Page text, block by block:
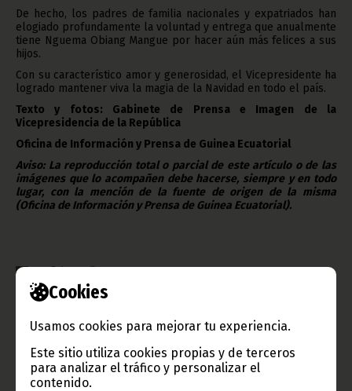
Cookies
Usamos cookies para mejorar tu experiencia.
Este sitio utiliza cookies propias y de terceros
para analizar el tráfico y personalizar el
contenido.
De hecho, los padres de familia nacionales y expatriados han
elogiado profundamente la voluntad y entrega que anualmente
tiene Nguema Obiang Mangue por hacer aún más felices a sus
hijos.
Con su característico amor y generosidad, el Vicepresidente ha
logrado mantener viva la magia de la Navidad en todo el país.
Texto y fotos: Gabinete de Prensa e Imagen de la
Vicepresidencia de la República
Oficina de Información y Prensa de Guinea Ecuatorial
Aviso: La reproducción total o parcial de este artículo o de las
imágenes que lo acompañen debe hacerse, siempre y en todo
lugar, con la mención de la fuente de origen de la misma
(Oficina de Información y Prensa de Guinea Ecuatorial).
Gobierno e Instituciones